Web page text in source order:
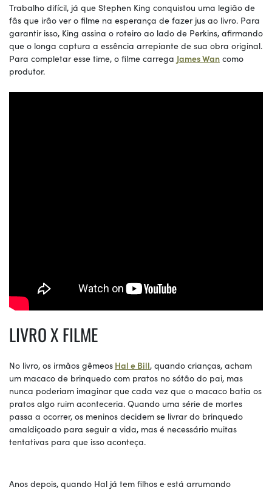
Trabalho difícil, já que Stephen King conquistou uma legião de
fãs que irão ver o filme na esperança de fazer jus ao livro. Para
garantir isso, King assina o roteiro ao lado de Perkins, afirmando
que o longa captura a essência arrepiante de sua obra original.
Para completar esse time, o filme carrega James Wan como
produtor.
LIVRO X FILME
No livro, os irmãos gêmeos Hal e Bill, quando crianças, acham
um macaco de brinquedo com pratos no sótão do pai, mas
nunca poderiam imaginar que cada vez que o macaco batia os
pratos algo ruim aconteceria. Quando uma série de mortes
passa a ocorrer, os meninos decidem se livrar do brinquedo
amaldiçoado para seguir a vida, mas é necessário muitas
tentativas para que isso aconteça.
Anos depois, quando Hal já tem filhos e está arrumando